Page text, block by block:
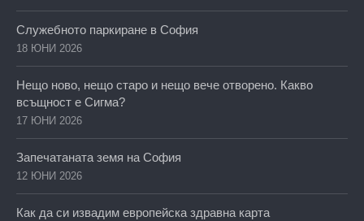
Служебното паркиране в София
18 ЮНИ 2026
Нещо ново, нещо старо и нещо вече отворено. Какво
всъщност е Сигма?
17 ЮНИ 2026
Запечатаната земя на София
12 ЮНИ 2026
Как да си извадим европейска здравна карта